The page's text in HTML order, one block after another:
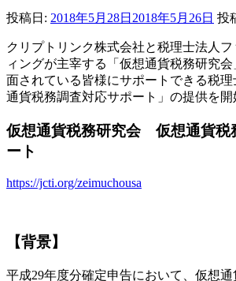
プ
投稿日: 2018年5月28日 2018年5月26日 投
クリプトリンク株式会社と税理士法人
ィングが主宰する「仮想通貨税務研究
面されている皆様にサポートできる税
通貨税務調査対応サポート」の提供を開
仮想通貨税務研究会 仮想通貨税
ート
https://jcti.org/zeimuchousa
【背景】
平成29年度分確定申告において、仮想